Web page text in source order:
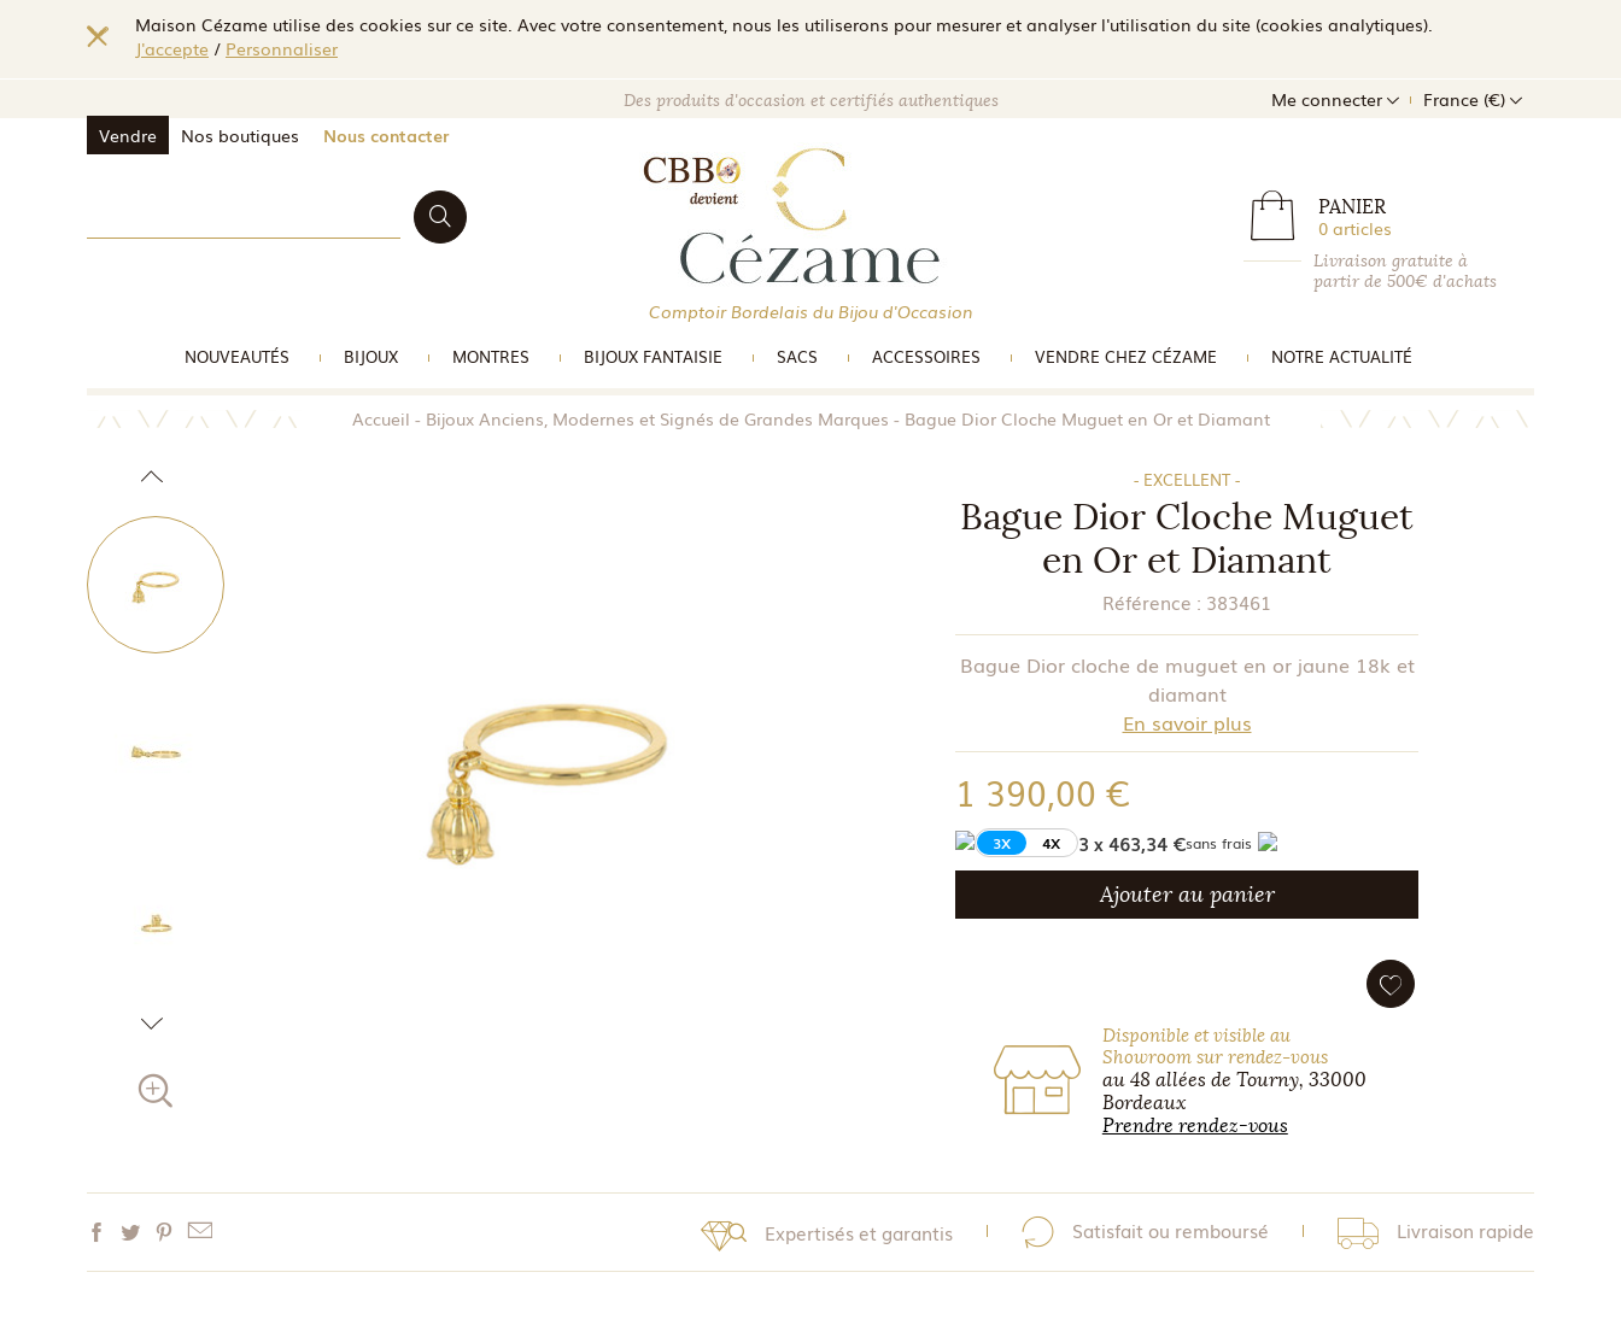
Maison Cézame utilise des cookies sur ce site. Avec votre consentement, nous les utiliserons pour mesurer et analyser l'utilisation du site (cookies analytiques).
J'accepte / Personnaliser
Vendre Nos boutiques Nous contacter
Des produits d'occasion et certifiés authentiques Me connecter France (€)
PANIER
0 articles
Livraison gratuite à
partir de 500€ d'achats
Comptoir Bordelais du Bijou d'Occasion
NOUVEAUTÉS BIJOUX MONTRES BIJOUX FANTAISIE SACS ACCESSOIRES VENDRE CHEZ CÉZAME NOTRE ACTUALITÉ
Accueil Bijoux Anciens, Modernes et Signés de Grandes Marques Bague Dior Cloche Muguet en Or et Diamant
- EXCELLENT -
Bague Dior Cloche Muguet
en Or et Diamant
Référence : 383461
Bague Dior cloche de muguet en or jaune 18k et
diamant
En savoir plus
1 390,00 €
3X 4X 3 x 463,34 €sans frais
Ajouter au panier
Disponible et visible au
Showroom sur rendez-vous
au 48 allées de Tourny, 33000
Bordeaux
Prendre rendez-vous
Expertisés et garantis Satisfait ou remboursé Livraison rapide